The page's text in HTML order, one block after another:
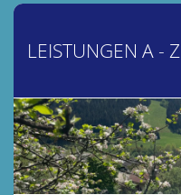
LEISTUNGEN A - Z